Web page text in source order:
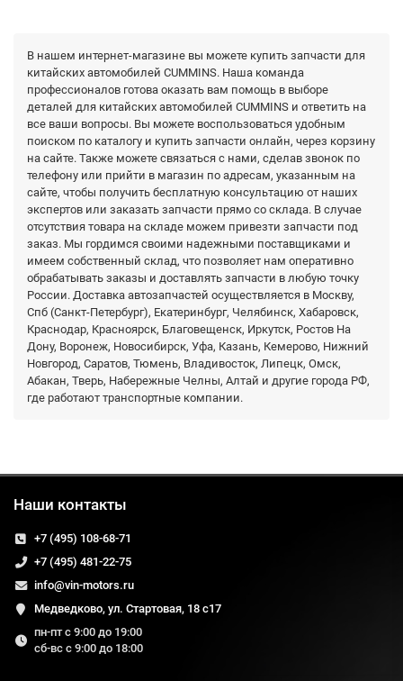
В нашем интернет-магазине вы можете купить запчасти для
китайских автомобилей CUMMINS. Наша команда
профессионалов готова оказать вам помощь в выборе
деталей для китайских автомобилей CUMMINS и ответить на
все ваши вопросы. Вы можете воспользоваться удобным
поиском по каталогу и купить запчасти онлайн, через корзину
на сайте. Также можете связаться с нами, сделав звонок по
телефону или прийти в магазин по адресам, указанным на
сайте, чтобы получить бесплатную консультацию от наших
экспертов или заказать запчасти прямо со склада. В случае
отсутствия товара на складе можем привезти запчасти под
заказ. Мы гордимся своими надежными поставщиками и
имеем собственный склад, что позволяет нам оперативно
обрабатывать заказы и доставлять запчасти в любую точку
России. Доставка автозапчастей осуществляется в Москву,
Спб (Санкт-Петербург), Екатеринбург, Челябинск, Хабаровск,
Краснодар, Красноярск, Благовещенск, Иркутск, Ростов На
Дону, Воронеж, Новосибирск, Уфа, Казань, Кемерово, Нижний
Новгород, Саратов, Тюмень, Владивосток, Липецк, Омск,
Абакан, Тверь, Набережные Челны, Алтай и другие города РФ,
где работают транспортные компании.
Наши контакты
+7 (495) 108-68-71
+7 (495) 481-22-75
info@vin-motors.ru
Медведково, ул. Стартовая, 18 с17
пн-пт с 9:00 до 19:00
сб-вс с 9:00 до 18:00